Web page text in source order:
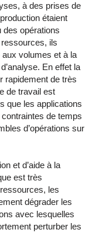
à des prises de
étaient
des opérations
ils
aux volumes et à la
En effet la
rapidement de très
de travail est
que les applications
contraintes de temps
d’opérations sur
et d’aide à la
est très
les
dégrader les
avec lesquelles
perturber les